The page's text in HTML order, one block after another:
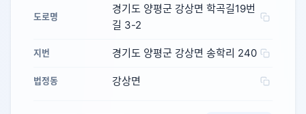
도로명
경기도 양평군 강상면 학곡길19번
길 3-2
지번 경기도 양평군 강상면 송학리 240
법정동 강상면